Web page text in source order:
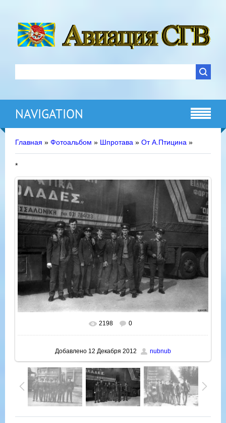
NAVIGATION
Главная » Фотоальбом » Шпротава » От А.Птицина »
*
В реальном размере 1000x696
2198 0
Добавлено 12 Декабря 2012 nubnub